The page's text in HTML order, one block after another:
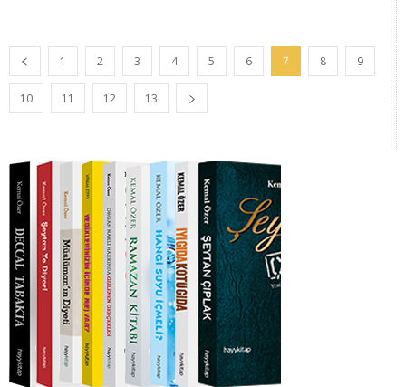
1 2 3 4 5 6 7 8 9
10 11 12 13